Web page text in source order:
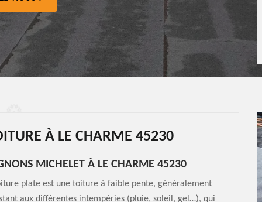
À LE CHARME 45230
MICHELET À LE CHARME 45230
plate est une toiture à faible pente, généralement
aux différentes intempéries (pluie, soleil, gel…), qui